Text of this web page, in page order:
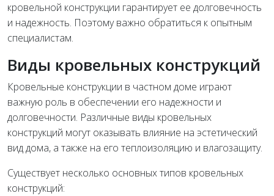
кровельной конструкции гарантирует ее долговечность
и надежность. Поэтому важно обратиться к опытным
специалистам.
Виды кровельных конструкций
Кровельные конструкции в частном доме играют
важную роль в обеспечении его надежности и
долговечности. Различные виды кровельных
конструкций могут оказывать влияние на эстетический
вид дома, а также на его теплоизоляцию и влагозащиту.
Существует несколько основных типов кровельных
конструкций: